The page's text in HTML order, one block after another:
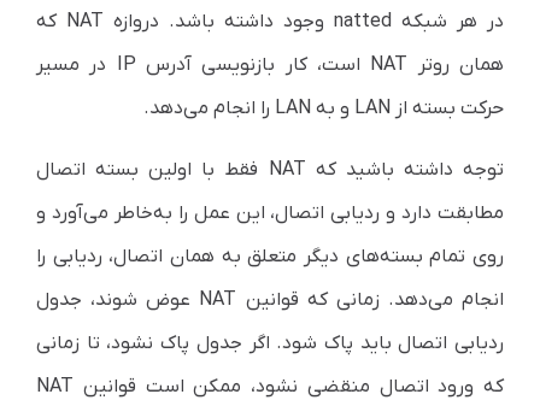
در هر شبکه natted وجود داشته باشد. دروازه NAT که
همان روتر NAT است، کار بازنویسی آدرس IP در مسیر
حرکت بسته از LAN و به LAN را انجام می‌دهد.
توجه داشته باشید که NAT فقط با اولین بسته اتصال
مطابقت دارد و ردیابی اتصال، این عمل را به‌خاطر می‌آورد و
روی تمام بسته‌های دیگر متعلق به همان اتصال، ردیابی را
انجام می‌دهد. زمانی که قوانین NAT عوض شوند، جدول
ردیابی اتصال باید پاک شود. اگر جدول پاک نشود، تا زمانی
که ورود اتصال منقضی نشود، ممکن است قوانین NAT